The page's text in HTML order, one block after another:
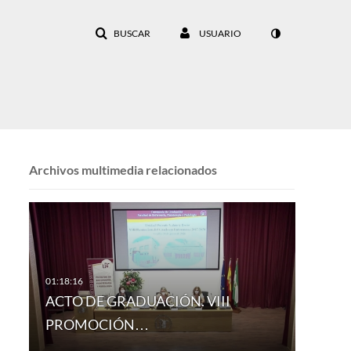
BUSCAR USUARIO
Archivos multimedia relacionados
ACTO DE GRADUACIÓN. VIII
PROMOCIÓN…